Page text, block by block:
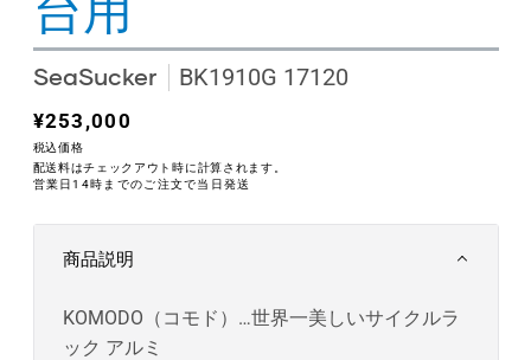
SeaSucker BK1910G 17120
通
常
価
¥253,000
税込価格
配送料はチェックアウト時に計算されます。
営業日14時までのご注文で当日発送
商品説明
KOMODO（コモド）…世界一美しいサイクルラ
ック アルミ